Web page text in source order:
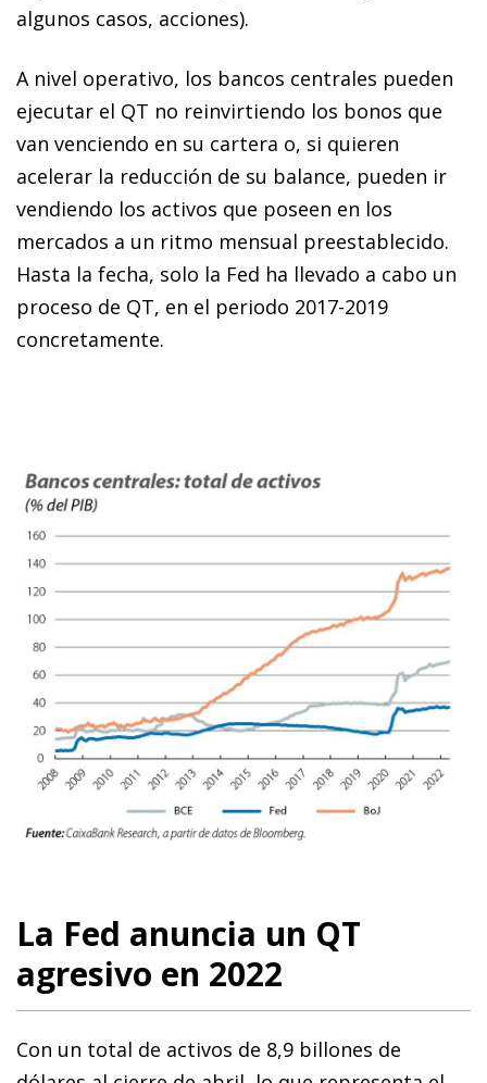
algunos casos, acciones).
A nivel operativo, los bancos centrales pueden
ejecutar el QT no reinvirtiendo los bonos que
van venciendo en su cartera o, si quieren
acelerar la reducción de su balance, pueden ir
vendiendo los activos que poseen en los
mercados a un ritmo mensual preestablecido.
Hasta la fecha, solo la Fed ha llevado a cabo un
proceso de QT, en el periodo 2017-2019
concretamente.
La Fed anuncia un QT
agresivo en 2022
Con un total de activos de 8,9 billones de